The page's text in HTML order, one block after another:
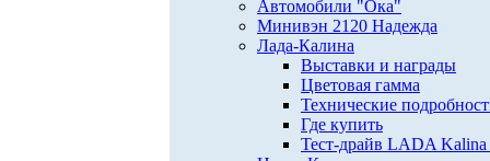
Автомобили "Ока"
Минивэн 2120 Надежда
Лада-Калина
Выставки и награды
Цветовая гамма
Технические
Где купить
Тест-драйв LADA Kalina